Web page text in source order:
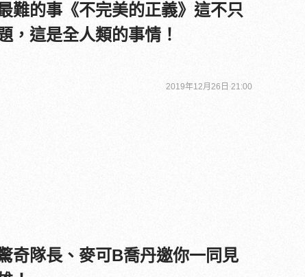
難的事《不完美的正義》這不只
，這是全人類的事情！
2019年12月26日 21:00
奇隊長、麥可B喬丹邀你一同見